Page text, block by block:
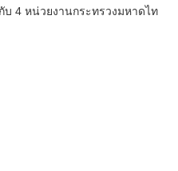
บ 4 หน่วยงานกระทรวงมหาดไท